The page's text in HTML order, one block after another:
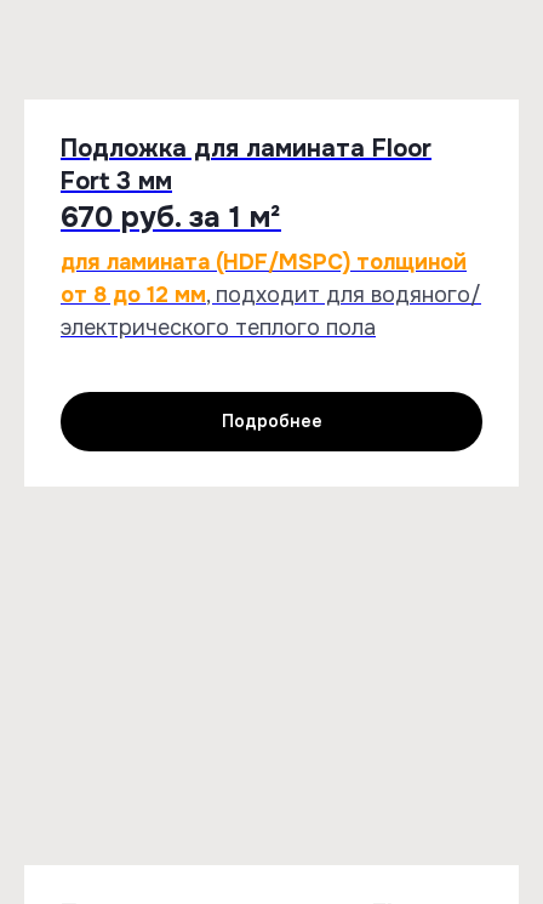
Подложка для ламината Floor
Fort 3 мм
670 руб. за 1 м²
для ламината (HDF/MSPC) толщиной
от 8 до 12 мм, подходит для водяного/
электрического теплого пола
Подробнее